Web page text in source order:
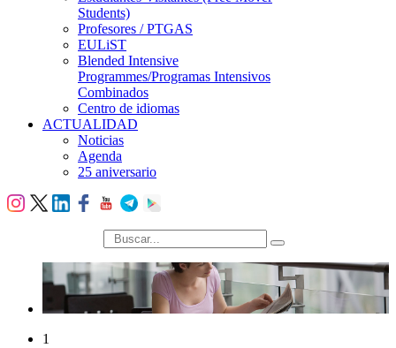
Students)
Profesores / PTGAS
EULiST
Blended Intensive
Programmes/Programas Intensivos
Combinados
Centro de idiomas
ACTUALIDAD
Noticias
Agenda
25 aniversario
búsqueda
1